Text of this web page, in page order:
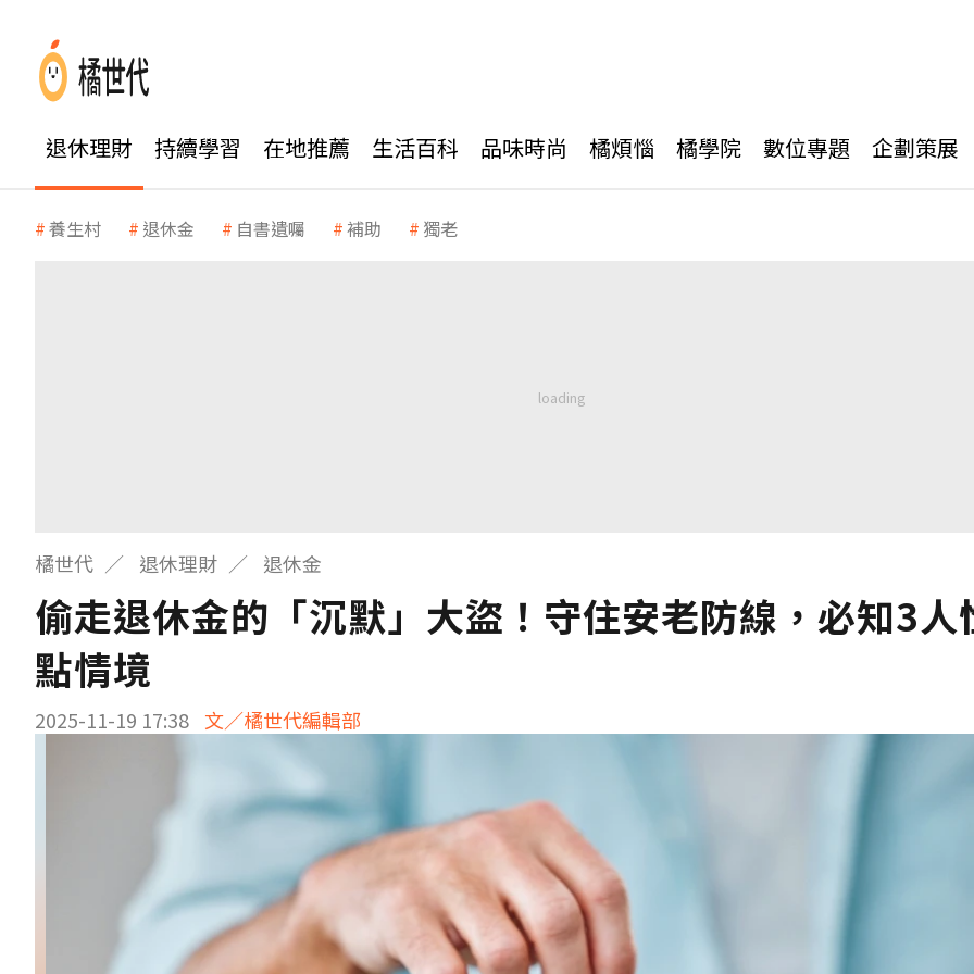
退休理財 持續學習 在地推薦 生活百科 品味時尚 橘煩惱 橘學院 數位專題 企劃策展
養生村 退休金 自書遺囑 補助 獨老
橘世代 退休理財 退休金
偷走退休金的「沉默」大盜！守住安老防線，必知3人
點情境
2025-11-19 17:38 文／橘世代編輯部